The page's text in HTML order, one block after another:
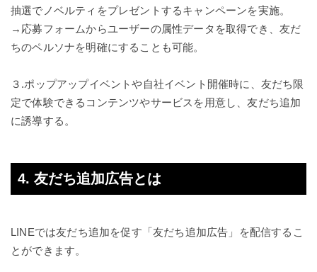
抽選でノベルティをプレゼントするキャンペーンを実施。
→応募フォームからユーザーの属性データを取得でき、友だ
ちのペルソナを明確にすることも可能。
３.ポップアップイベントや自社イベント開催時に、友だち限
定で体験できるコンテンツやサービスを用意し、友だち追加
に誘導する。
4. 友だち追加広告とは
LINEでは友だち追加を促す「友だち追加広告」を配信するこ
とができます。